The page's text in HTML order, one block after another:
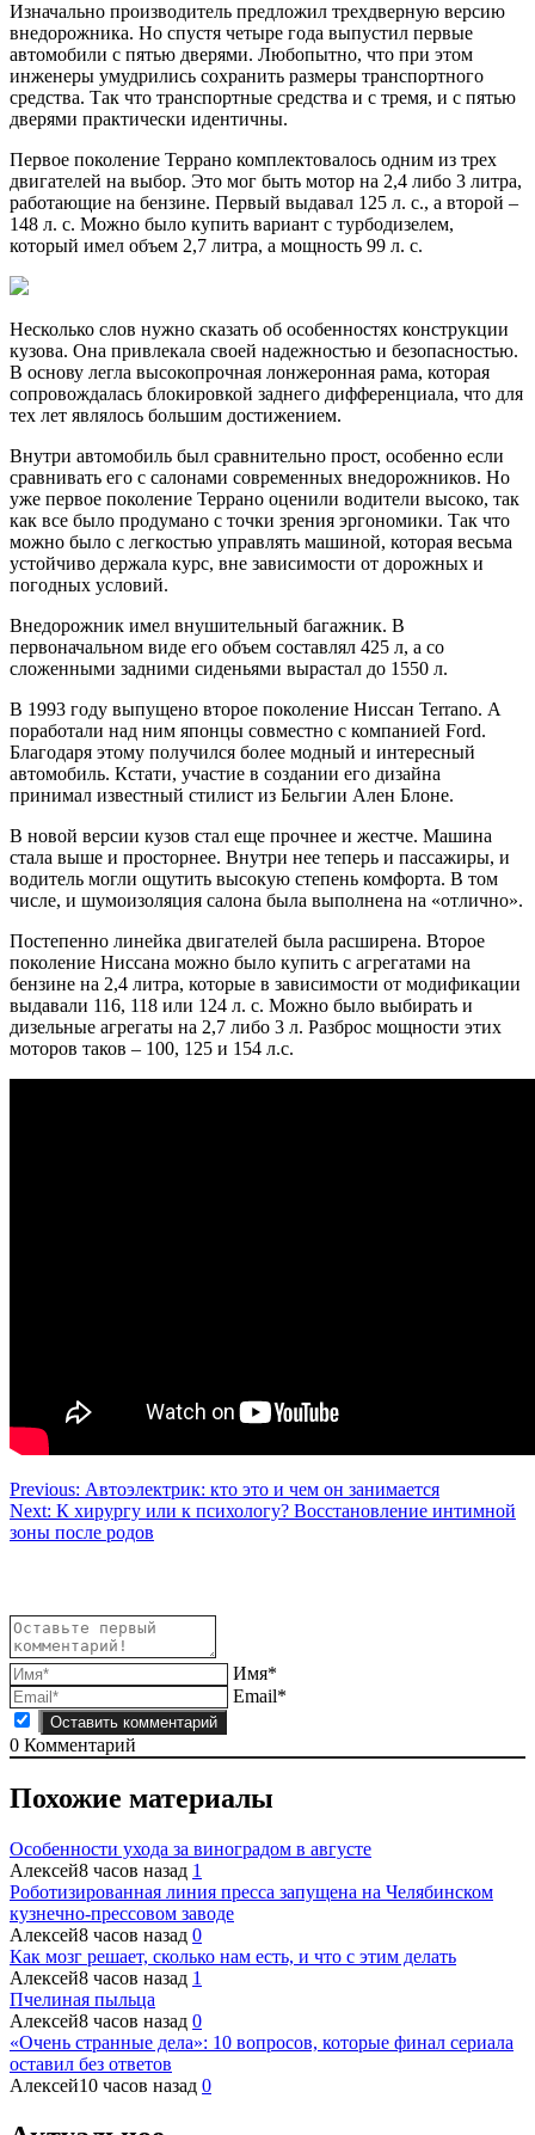
Изначально производитель предложил трехдверную версию
внедорожника. Но спустя четыре года выпустил первые
автомобили с пятью дверями. Любопытно, что при этом
инженеры умудрились сохранить размеры транспортного
средства. Так что транспортные средства и с тремя, и с пятью
дверями практически идентичны.
Первое поколение Террано комплектовалось одним из трех
двигателей на выбор. Это мог быть мотор на 2,4 либо 3 литра,
работающие на бензине. Первый выдавал 125 л. с., а второй –
148 л. с. Можно было купить вариант с турбодизелем,
который имел объем 2,7 литра, а мощность 99 л. с.
Несколько слов нужно сказать об особенностях конструкции
кузова. Она привлекала своей надежностью и безопасностью.
В основу легла высокопрочная лонжеронная рама, которая
сопровождалась блокировкой заднего дифференциала, что для
тех лет являлось большим достижением.
Внутри автомобиль был сравнительно прост, особенно если
сравнивать его с салонами современных внедорожников. Но
уже первое поколение Террано оценили водители высоко, так
как все было продумано с точки зрения эргономики. Так что
можно было с легкостью управлять машиной, которая весьма
устойчиво держала курс, вне зависимости от дорожных и
погодных условий.
Внедорожник имел внушительный багажник. В
первоначальном виде его объем составлял 425 л, а со
сложенными задними сиденьями вырастал до 1550 л.
В 1993 году выпущено второе поколение Ниссан Terrano. А
поработали над ним японцы совместно с компанией Ford.
Благодаря этому получился более модный и интересный
автомобиль. Кстати, участие в создании его дизайна
принимал известный стилист из Бельгии Ален Блоне.
В новой версии кузов стал еще прочнее и жестче. Машина
стала выше и просторнее. Внутри нее теперь и пассажиры, и
водитель могли ощутить высокую степень комфорта. В том
числе, и шумоизоляция салона была выполнена на «отлично».
Постепенно линейка двигателей была расширена. Второе
поколение Ниссана можно было купить с агрегатами на
бензине на 2,4 литра, которые в зависимости от модификации
выдавали 116, 118 или 124 л. с. Можно было выбирать и
дизельные агрегаты на 2,7 либо 3 л. Разброс мощности этих
моторов таков – 100, 125 и 154 л.с.
Навигация
по
Previous: Автоэлектрик: кто это и чем он занимается
Next: К хирургу или к психологу? Восстановление интимной
зоны после родов
Имя*
Email*
0 Комментарий
Похожие материалы
Особенности ухода за виноградом в августе
Алексей8 часов назад 1
Роботизированная линия пресса запущена на Челябинском
кузнечно-прессовом заводе
Алексей8 часов назад 0
Как мозг решает, сколько нам есть, и что с этим делать
Алексей8 часов назад 1
Пчелиная пыльца
Алексей8 часов назад 0
«Очень странные дела»: 10 вопросов, которые финал сериала
оставил без ответов
Алексей10 часов назад 0